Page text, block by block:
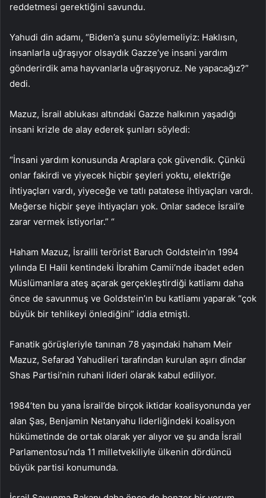
reddetmesi gerektiğini savundu.
Yahudi din adamı, “Biden’a şunu söylemeliyiz: Haklısın,
insanlarla uğraşıyor olsaydık Gazze’ye insani yardım
gönderirdik ama hayvanlarla uğraşıyoruz. Ne yapacağız?”
dedi.
Mazuz, İsrail ablukası altındaki Gazze halkının yaşadığı
insani krizle de alay ederek şunları söyledi:
“İnsani yardım konusunda Araplara çok güvendik. Çünkü
onlar fakirdi ve yiyecek hiçbir şeyleri yoktu, elektriğe
ihtiyaçları vardı, yiyeceğe ve tatlı patatese ihtiyaçları vardı.
Meğerse hiçbir şeye ihtiyaçları yok. Onlar sadece İsrail’e
zarar vermek istiyorlar.” “
Haham Mazuz, İsrailli terörist Baruch Goldstein’ın 1994
yılında El Halil kentindeki İbrahim Camii’nde ibadet eden
Müslümanlara ateş açarak gerçekleştirdiği katliamı daha
önce de savunmuş ve Goldstein’ın bu katliamı yaparak “çok
büyük bir tehlikeyi önlediğini” iddia etmişti.
Fanatik görüşleriyle tanınan 78 yaşındaki haham Meir
Mazuz, Sefarad Yahudileri tarafından kurulan aşırı dindar
Shas Partisi’nin ruhani lideri olarak kabul ediliyor.
1984’ten bu yana İsrail’de birçok iktidar koalisyonunda yer
alan Şas, Benjamin Netanyahu liderliğindeki koalisyon
hükümetinde de ortak olarak yer alıyor ve şu anda İsrail
Parlamentosu’nda 11 milletvekiliyle ülkenin dördüncü
büyük partisi konumunda.